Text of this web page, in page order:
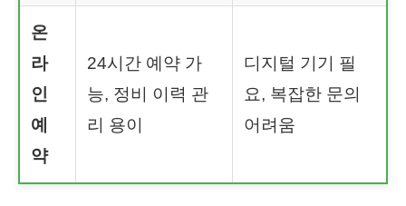
온
라
인
예
약
24시간 예약 가
능, 정비 이력 관
리 용이
디지털 기기 필
요, 복잡한 문의
어려움